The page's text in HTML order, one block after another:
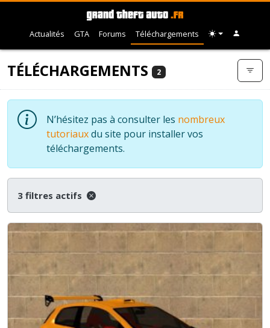
Actualités GTA Forums Téléchargements
TÉLÉCHARGEMENTS 2
N’hésitez pas à consulter les nombreux
tutoriauxdu site pour installer vos
téléchargements.
3 filtres actifs